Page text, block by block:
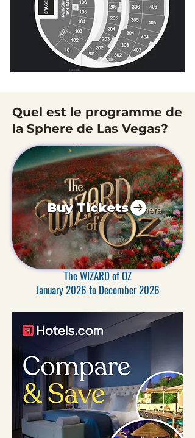
Quel est le programme de
la Sphere de Las Vegas?
Buy Tickets
The WIZARD of OZ
January 2026 to December 2026